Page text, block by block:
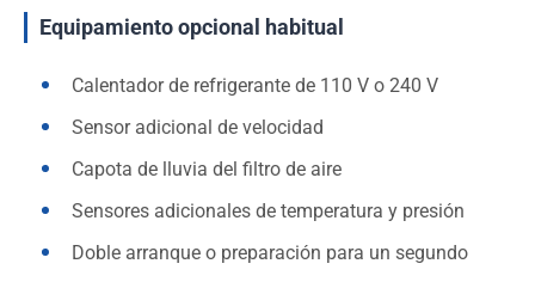
Equipamiento opcional habitual
Calentador de refrigerante de 110 V o 240 V
Sensor adicional de velocidad
Capota de lluvia del filtro de aire
Sensores adicionales de temperatura y presión
Doble arranque o preparación para un segundo